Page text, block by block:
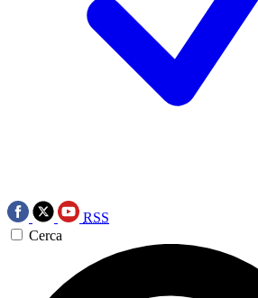
RSS
Cerca